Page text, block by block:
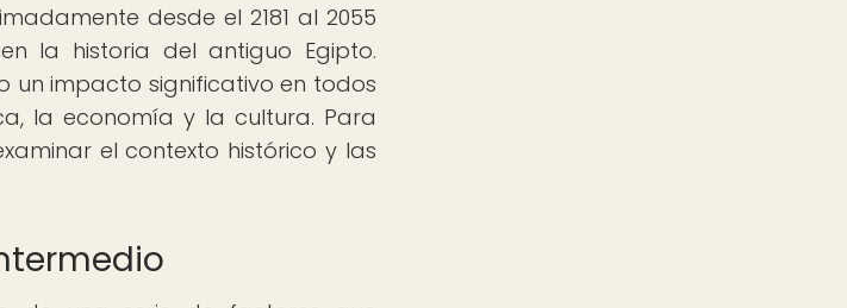
desde el 2181 al 2055
la historia del antiguo Egipto.
un impacto significativo en todos
la economía y la cultura. Para
el contexto histórico y las